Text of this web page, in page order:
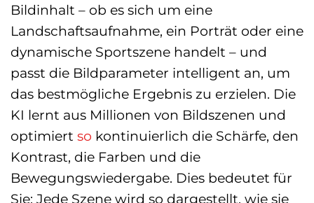
Bildinhalt – ob es sich um eine
Landschaftsaufnahme, ein Porträt oder eine
dynamische Sportszene handelt – und
passt die Bildparameter intelligent an, um
das bestmögliche Ergebnis zu erzielen. Die
KI lernt aus Millionen von Bildszenen und
optimiert so kontinuierlich die Schärfe, den
Kontrast, die Farben und die
Bewegungswiedergabe. Dies bedeutet für
Sie: Jede Szene wird so dargestellt, wie sie